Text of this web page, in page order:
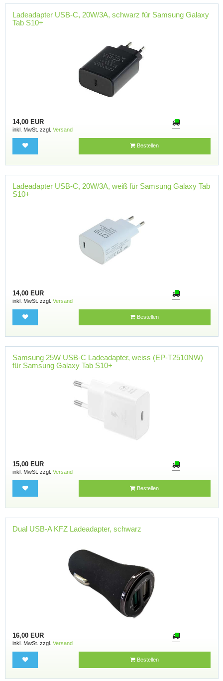
Ladeadapter USB-C, 20W/3A, schwarz für Samsung Galaxy
Tab S10+
14,00 EUR
inkl. MwSt. zzgl. Versand
Bestellen
Ladeadapter USB-C, 20W/3A, weiß für Samsung Galaxy Tab
S10+
14,00 EUR
inkl. MwSt. zzgl. Versand
Bestellen
Samsung 25W USB-C Ladeadapter, weiss (EP-T2510NW)
für Samsung Galaxy Tab S10+
15,00 EUR
inkl. MwSt. zzgl. Versand
Bestellen
Dual USB-A KFZ Ladeadapter, schwarz
16,00 EUR
inkl. MwSt. zzgl. Versand
Bestellen